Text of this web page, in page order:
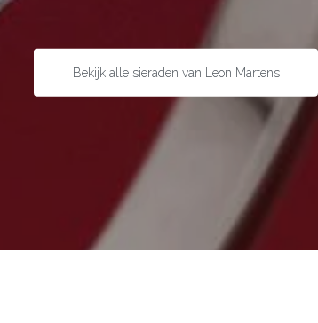
Bekijk alle sieraden van Leon Martens